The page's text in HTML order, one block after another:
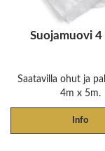
Suojamuovi 4
Saatavilla ohut ja
4m x 5m.
Info